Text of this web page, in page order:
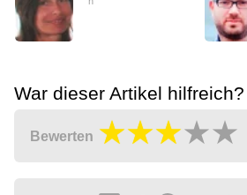
War dieser Artikel hilfreich?
Bewerten